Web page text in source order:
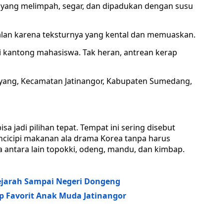
melimpah, segar, dan dipadukan dengan susu
karena teksturnya yang kental dan memuaskan.
mahasiswa. Tak heran, antrean kerap
Kecamatan Jatinangor, Kabupaten Sumedang,
jadi pilihan tepat. Tempat ini sering disebut
makanan ala drama Korea tanpa harus
lain topokki, odeng, mandu, dan kimbap.
Sampai Negeri Dongeng
Favorit Anak Muda Jatinangor